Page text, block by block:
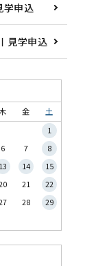
学申込
見学申込
金 土
1
6 7
8
13 14
15
21
22
28
29